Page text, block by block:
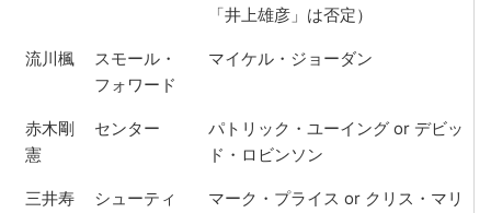
「井上雄彦」は否定）
流川楓
スモール・
フォワード
マイケル・ジョーダン
赤木剛
憲
センター
パトリック・ユーイング or デビッ
ド・ロビンソン
三井寿
シューティ
マーク・プライス or クリス・マリ